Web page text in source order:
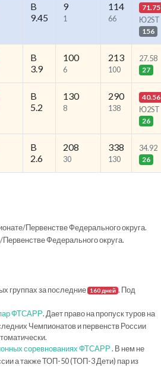
B
9.45
9
1
114
66
71.75
Ю2ST
156
B
3.9
100
6
213
100
27.58
27
B
5.2
130
8
290
138
40.56
Ю2ST
26
B
2.6
208
30
338
130
34.92
26
Первенстве Федерального округа.
Федерального округа.
группах за последние 160 дней . Под
ФТСАРР. Дает право на пропуск туров на
Чемпионатов и первенств России
соревнованиях ФТСАРР. В нем не
а также ТОП-50 (ТОП-3 Дети) пар из